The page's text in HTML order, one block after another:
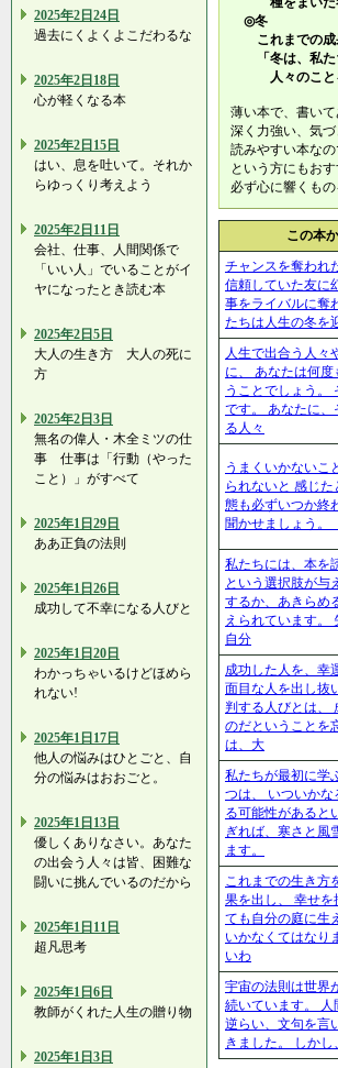
2025年2日24日
過去にくよくよこだわるな
2025年2日18日
心が軽くなる本
2025年2日15日
はい、息を吐いて。それか
らゆっくり考えよう
2025年2日11日
会社、仕事、人間関係で
「いい人」でいることがイ
ヤになったとき読む本
2025年2日5日
大人の生き方 大人の死に
方
2025年2日3日
無名の偉人・木全ミツの仕
事 仕事は「行動（やった
こと）」がすべて
2025年1日29日
ああ正負の法則
2025年1日26日
成功して不幸になる人びと
2025年1日20日
わかっちゃいるけどほめら
れない!
2025年1日17日
他人の悩みはひとごと、自
分の悩みはおおごと。
2025年1日13日
優しくありなさい。あなた
の出会う人々は皆、困難な
闘いに挑んでいるのだから
2025年1日11日
超凡思考
2025年1日6日
教師がくれた人生の贈り物
2025年1日3日
◎冬
これまでの成
「冬は、私た
人々のことを
薄い本で、書い
深く力強い、気づ
読みやすい本な
という方にもお
必ず心に響
この本
チャンスを奪われ
信頼していた友に
事をライバルに奪
たちは人生の冬を
人生で出合う人々
に、 あなたは何
うことでしょう。
です。 あなたに
る人々
うまくいかないこ
られないと 感じ
態も必ずいつか終
聞かせましょう
私たちには、本を
という選択肢が与
するか、あきらめ
えられています。
自分
成功した人を、幸
面目な人を出し抜
判する人びとは、
のだということを
は、大
私たちが最初に学
つは、 いついかな
る可能性があると
ぎれば、寒さと風
ます。
これまでの生き方
果を出し、 幸せを
ても自分の庭に生
いかなくてはなり
いわ
宇宙の法則は世界
続いています。 人
逆らい、文句を言
きました。 しか